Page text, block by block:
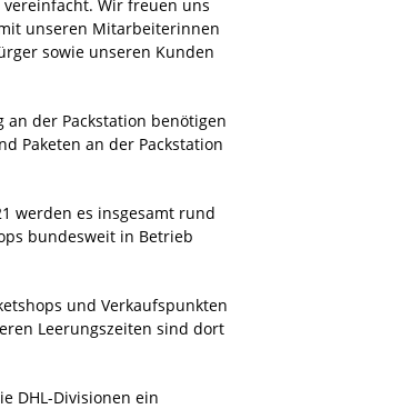
Wir freuen uns
unseren Mitarbeiterinnen
sowie unseren Kunden
an der Packstation benötigen
Paketen an der Packstation
werden es insgesamt rund
bundesweit in Betrieb
und Verkaufspunkten
Leerungszeiten sind dort
DHL-Divisionen ein